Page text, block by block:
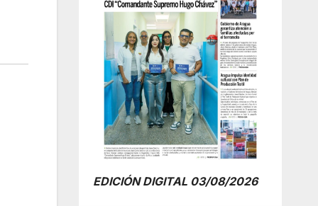
EDICIÓN DIGITAL 03/08/2026